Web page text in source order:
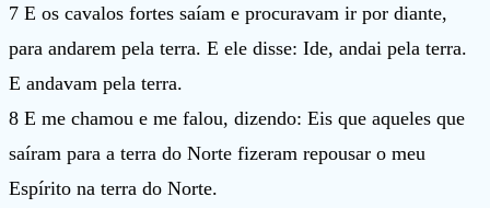
7 E os cavalos fortes saíam e procuravam ir por diante,
para andarem pela terra. E ele disse: Ide, andai pela terra.
E andavam pela terra.
8 E me chamou e me falou, dizendo: Eis que aqueles que
saíram para a terra do Norte fizeram repousar o meu
Espírito na terra do Norte.